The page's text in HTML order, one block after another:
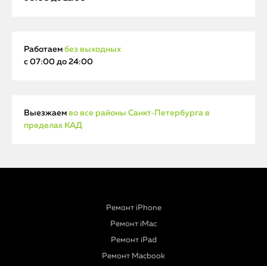
Работаем без выходных
с 07:00 до 24:00
Выезжаем во все районы Санкт‑Петербурга в
пределах КАД
Ремонт iPhone
Ремонт iMac
Ремонт iPad
Ремонт Macbook